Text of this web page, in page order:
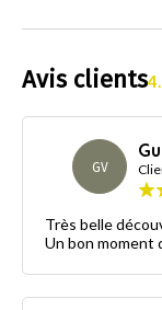
Avis clients
GV
Très belle découverte, Bon cadeau offert
Un bon moment